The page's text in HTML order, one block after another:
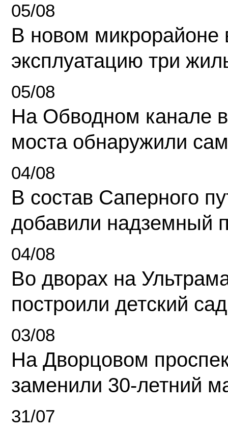
05/08
В новом микрорайоне
эксплуатацию три
05/08
На Обводном канале
моста обнаружили
04/08
В состав Саперного
добавили надземный
04/08
Во дворах на
построили детский сад
03/08
На Дворцовом
заменили 30-летний
31/07